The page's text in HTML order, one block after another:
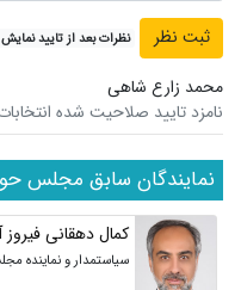
نظرات بعد از تایید
محمد زارع شاهی
نامزد تایید صلاحیت شده
نمایندگان سابق مجلس
کمال دهقانی فیروز
سیاستمدار و نماینده